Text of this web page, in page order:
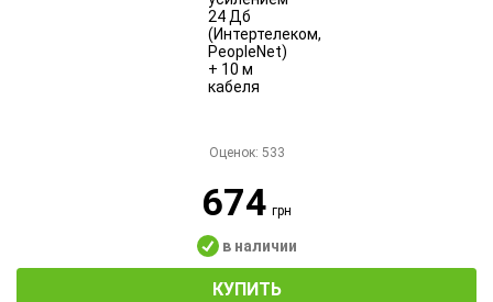
Оценок: 533
674грн
в наличии
КУПИТЬ